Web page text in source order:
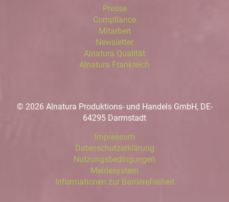
Presse
Compliance
Mitarbeit
Newsletter
Alnatura Qualität
Alnatura Frankreich
© 2026 Alnatura Produktions- und Handels GmbH, DE-
64295 Darmstadt
Impressum
Datenschutzerklärung
Nutzungsbedingungen
Meldesystem
Informationen zur Barrierefreiheit